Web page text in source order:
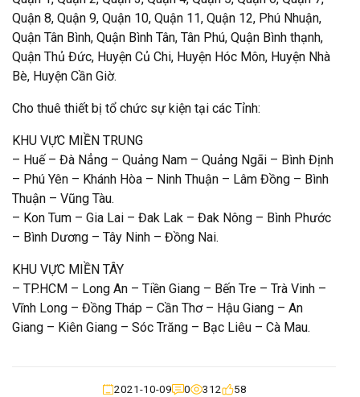
Quận 8, Quận 9, Quận 10, Quận 11, Quận 12, Phú Nhuận,
Quận Tân Bình, Quận Bình Tân, Tân Phú, Quận Bình thạnh,
Quận Thủ Đức, Huyện Củ Chi, Huyện Hóc Môn, Huyện Nhà
Bè, Huyện Cần Giờ.
Cho thuê thiết bị tổ chức sự kiện tại các Tỉnh:
KHU VỰC MIỀN TRUNG
– Huế – Đà Nẳng – Quảng Nam – Quảng Ngãi – Bình Định
– Phú Yên – Khánh Hòa – Ninh Thuận – Lâm Đồng – Bình
Thuận – Vũng Tàu.
– Kon Tum – Gia Lai – Đak Lak – Đak Nông – Bình Phước
– Bình Dương – Tây Ninh – Đồng Nai.
KHU VỰC MIỀN TÂY
– TP.HCM – Long An – Tiền Giang – Bến Tre – Trà Vinh –
Vĩnh Long – Đồng Tháp – Cần Thơ – Hậu Giang – An
Giang – Kiên Giang – Sóc Trăng – Bạc Liêu – Cà Mau.
2021-10-09 0 312 58